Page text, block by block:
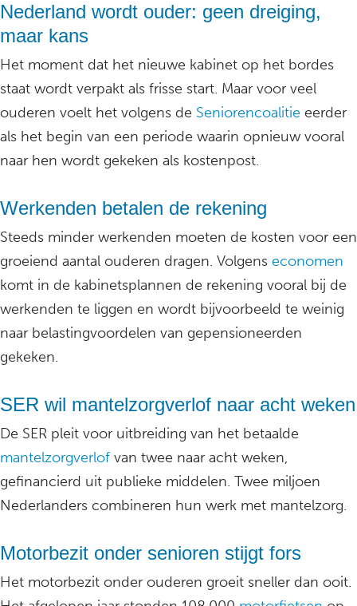
Nederland wordt ouder: geen dreiging,
maar kans
Het moment dat het nieuwe kabinet op het bordes
staat wordt verpakt als frisse start. Maar voor veel
ouderen voelt het volgens de Seniorencoalitie eerder
als het begin van een periode waarin opnieuw vooral
naar hen wordt gekeken als kostenpost.
Werkenden betalen de rekening
Steeds minder werkenden moeten de kosten voor een
groeiend aantal ouderen dragen. Volgens economen
komt in de kabinetsplannen de rekening vooral bij de
werkenden te liggen en wordt bijvoorbeeld te weinig
naar belastingvoordelen van gepensioneerden
gekeken.
SER wil mantelzorgverlof naar acht weken
De SER pleit voor uitbreiding van het betaalde
mantelzorgverlof van twee naar acht weken,
gefinancierd uit publieke middelen. Twee miljoen
Nederlanders combineren hun werk met mantelzorg.
Motorbezit onder senioren stijgt fors
Het motorbezit onder ouderen groeit sneller dan ooit.